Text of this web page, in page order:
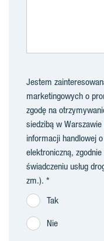
Jestem
marketingowych o
zgodę na
siedzibą w
informacji handlowej
elektroniczną,
świadczeniu usług
zm.).
Tak
Nie